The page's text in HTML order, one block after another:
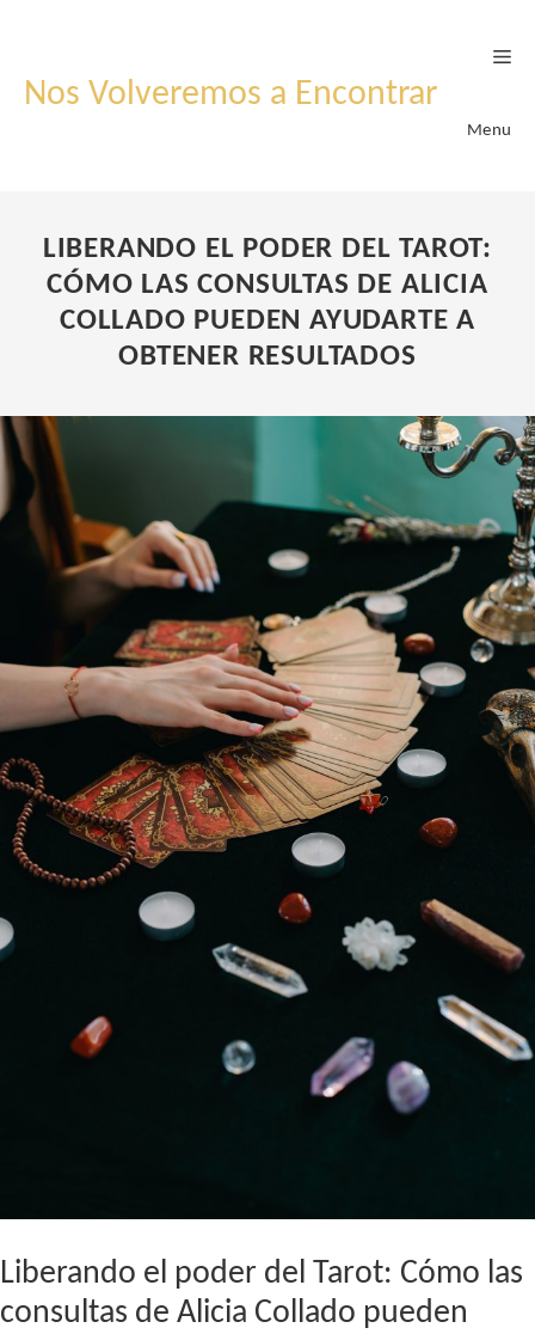
Nos Volveremos a Encontrar
Menu
LIBERANDO EL PODER DEL TAROT:
CÓMO LAS CONSULTAS DE ALICIA
COLLADO PUEDEN AYUDARTE A
OBTENER RESULTADOS
Liberando el poder del Tarot: Cómo las
consultas de Alicia Collado pueden